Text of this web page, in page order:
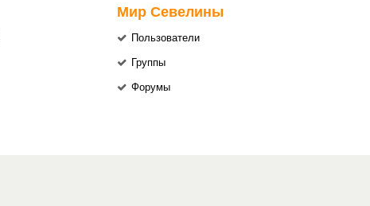
Мир Севелины
Пользователи
Группы
Форумы